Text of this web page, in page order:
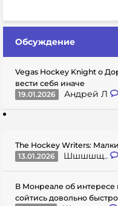
Обсуждение
Vegas Hockey Knight о
вести себя иначе
19.01.2026
Андрей Л
The Hockey Writers:
13.01.2026
Шшшшщ..
В Монреале об интересе
сойтись довольно быстро